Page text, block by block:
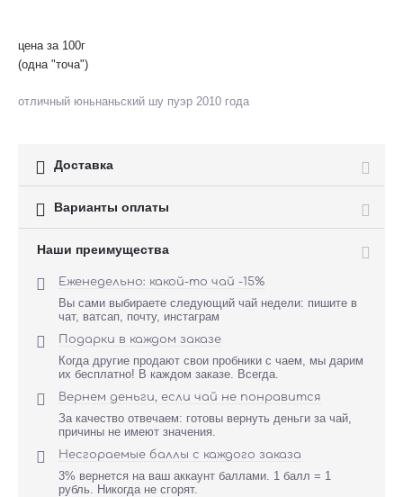
цена за 100г
(одна "точа")
отличный юньнаньский шу пуэр 2010 года
 Доставка
 Варианты оплаты
Наши преимущества
 Еженедельно: какой-то чай -15%
Вы сами выбираете следующий чай недели: пишите в
чат, ватсап, почту, инстаграм
 Подарки в каждом заказе
Когда другие продают свои пробники с чаем, мы дарим
их бесплатно! В каждом заказе. Всегда.
 Вернем деньги, если чай не понравится
За качество отвечаем: готовы вернуть деньги за чай,
причины не имеют значения.
 Несгораемые баллы с каждого заказа
3% вернется на ваш аккаунт баллами. 1 балл = 1
рубль. Никогда не сгорят.